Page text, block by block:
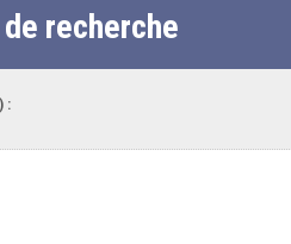
recherche
: